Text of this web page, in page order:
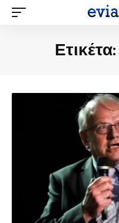
Ετικέτα: